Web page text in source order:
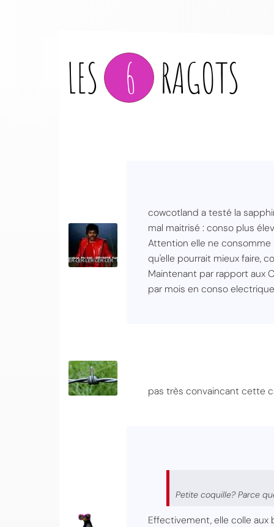
LES 6 RAGOTS
cowcotland a testé la
mal maitrisé : conso plus
Attention elle ne consomme
qu'elle pourrait mieux faire,
Maintenant par rapport aux
par mois en conso
pas très convaincant cette
Petite coquille? Parce
Effectivement, elle colle